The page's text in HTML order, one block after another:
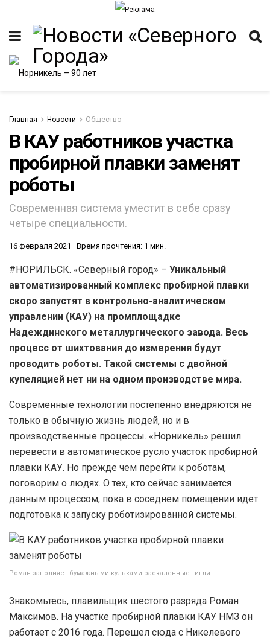
Главная Новости Общество
В КАУ работников участка
пробирной плавки заменят
роботы
Современная система уместит в себе сразу
четыре специальности.
16 февраля 2021 Время прочтения: 1 мин.
#НОРИЛЬСК. «Северный город» – Уникальный
автоматизированный комплекс пробирной плавки
скоро запустят в контрольно-аналитическом
управлении (КАУ) на промплощадке
Надеждинского металлургического завода. Весь
процесс от шихтования до измерения будут
проводить роботы. Такой системы с двойной
купеляцией нет ни на одном производстве мира.
Современные технологии постепенно внедряются не
только в обычную жизнь людей, но и в
производственные процессы. «Норникель» решил
перевести в автоматическое русло участок пробирной
плавки КАУ. Но прежде чем перейти к роботам,
поговорим о людях. О тех, кто сейчас занимается
данным процессом, пока в соседнем помещении идет
подготовка к запуску роботизированной системы.
Роман заполняет бумажными кульками раскаленные тигли
Знакомьтесь, плавильщик шестого разряда Роман
Максимов. На участке пробирной плавки КАУ НМЗ он
работает с 2016 года. Перешел сюда с Никелевого